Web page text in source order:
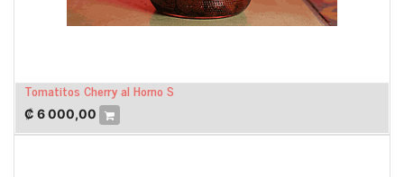
Tomatitos Cherry al Horno S
₡ 6 000,00